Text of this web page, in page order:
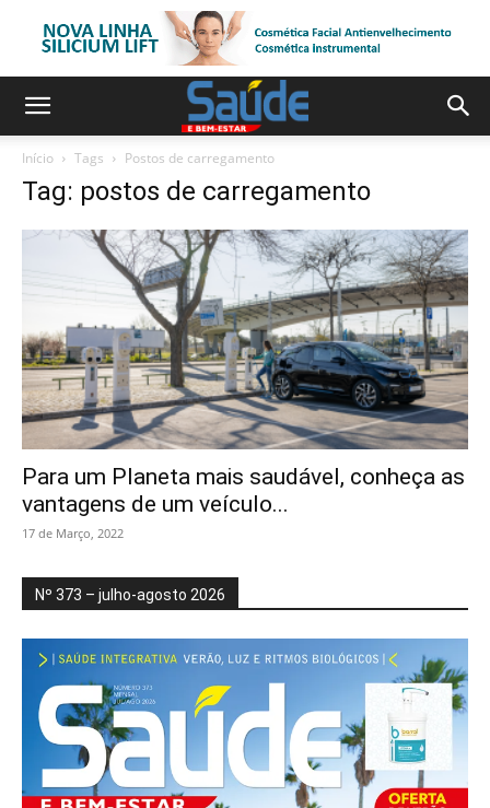
Início Tags Postos de carregamento
Tag: postos de carregamento
Para um Planeta mais saudável, conheça as
vantagens de um veículo...
17 de Março, 2022
Nº 373 – julho-agosto 2026